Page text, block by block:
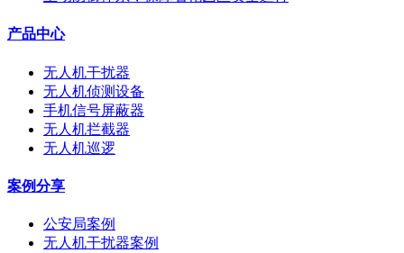
产品中心
无人机干扰器
无人机侦测设备
手机信号屏蔽器
无人机拦截器
无人机巡逻
案例分享
公安局案例
无人机干扰器案例